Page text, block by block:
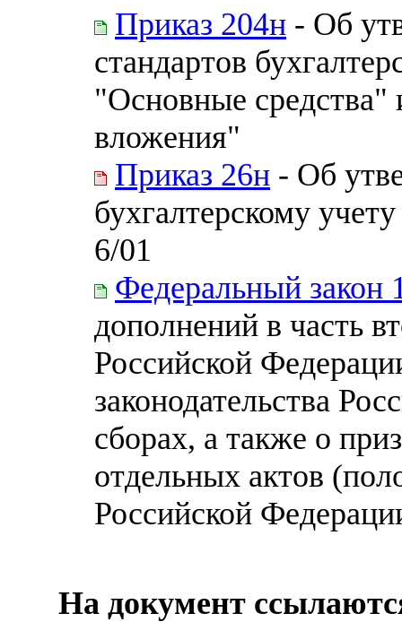
Приказ 204н - Об
стандартов
"Основные
вложения"
Приказ 26н - Об
бухгалтерскому
6/01
Федеральный закон
дополнений в часть
Российской
законодательства
сборах, а также о
отдельных актов
Российской
На документ